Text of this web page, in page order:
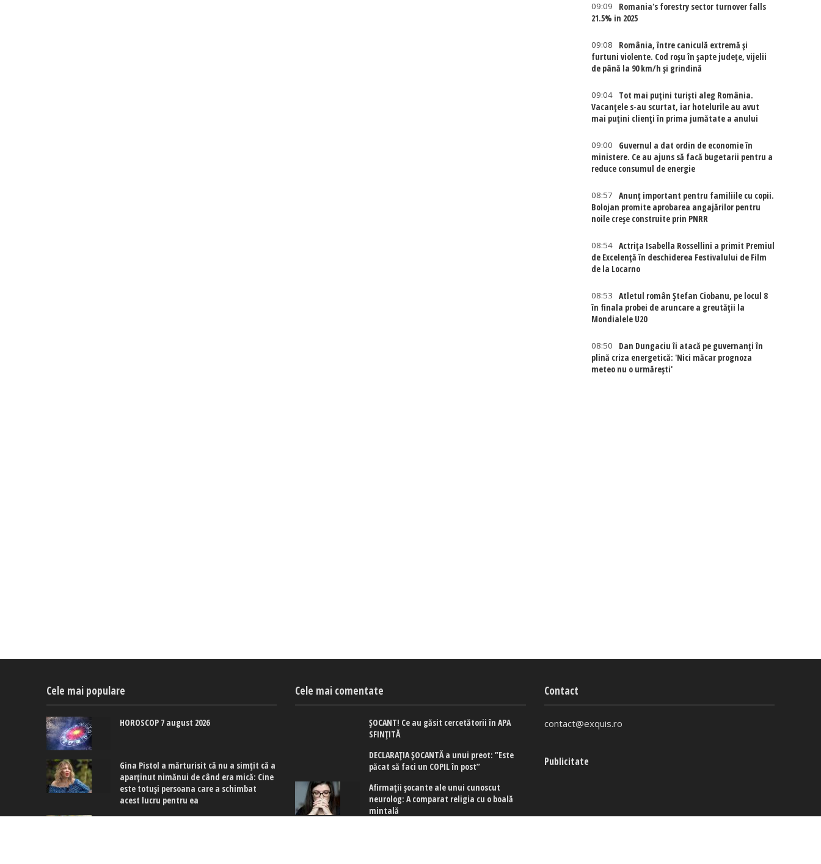
09:09
Romania's forestry sector turnover falls
21.5% in 2025
09:08
România, între caniculă extremă și
furtuni violente. Cod roșu în șapte județe, vijelii
de până la 90 km/h și grindină
09:04
Tot mai puțini turiști aleg România.
Vacanțele s-au scurtat, iar hotelurile au avut
mai puțini clienți în prima jumătate a anului
09:00
Guvernul a dat ordin de economie în
ministere. Ce au ajuns să facă bugetarii pentru a
reduce consumul de energie
08:57
Anunț important pentru familiile cu copii.
Bolojan promite aprobarea angajărilor pentru
noile creșe construite prin PNRR
08:54 Actriţa Isabella Rossellini a primit Premiul
de Excelenţă în deschiderea Festivalului de Film
de la Locarno
08:53
Atletul român Ștefan Ciobanu, pe locul 8
în finala probei de aruncare a greutății la
Mondialele U20
08:50
Dan Dungaciu îi atacă pe guvernanți în
plină criza energetică: 'Nici măcar prognoza
meteo nu o urmărești'
Cele mai populare
HOROSCOP 7 august 2026
Gina Pistol a mărturisit că nu a simțit că a
aparținut nimănui de când era mică: Cine
este totuși persoana care a schimbat
acest lucru pentru ea
Cele mai comentate
ȘOCANT! Ce au găsit cercetătorii în APA
SFINȚITĂ
DECLARAȚIA ȘOCANTĂ a unui preot: ”Este
păcat să faci un COPIL în post”
Afirmaţii şocante ale unui cunoscut
neurolog: A comparat religia cu o boală
mintală
Contact
contact@exquis.ro
Publicitate